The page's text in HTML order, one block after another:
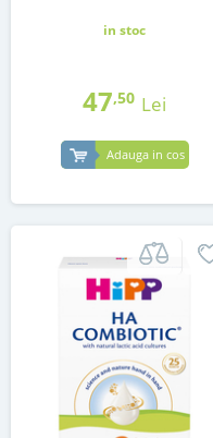
in stoc
47,50 Lei
Adauga in cos